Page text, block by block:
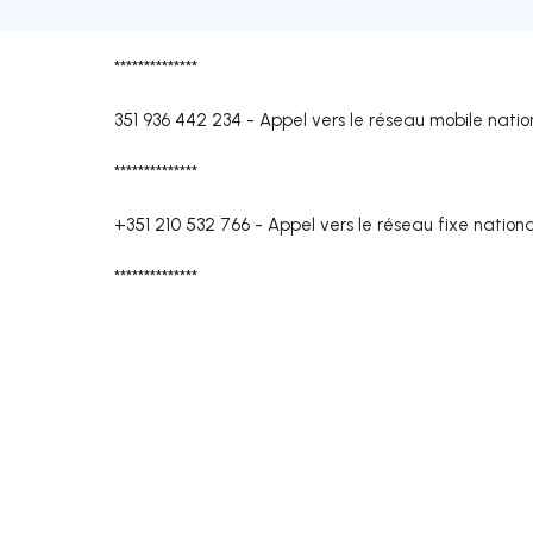
**************
351 936 442 234 - Appel vers le réseau mobile
**************
+351 210 532 766 - Appel vers le réseau fixe
**************